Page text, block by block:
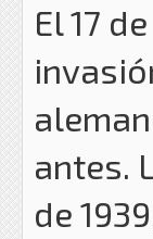
El 17
antes.
de